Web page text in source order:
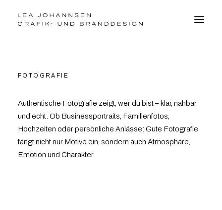
WEBDESIGN
FOTO
VITA
kontakt@leajohannsen.de
FOTOGRAFIE
Authentische Fotografie zeigt, wer du bist – klar, nahbar
und echt. Ob Businessportraits, Familienfotos,
Hochzeiten oder persönliche Anlässe: Gute Fotografie
fängt nicht nur Motive ein, sondern auch Atmosphäre,
Emotion und Charakter.